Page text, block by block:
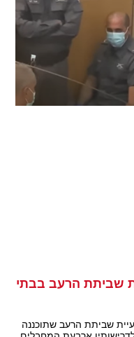
שביתת הרעב בבתי
שביתת הרעב שתוכננה